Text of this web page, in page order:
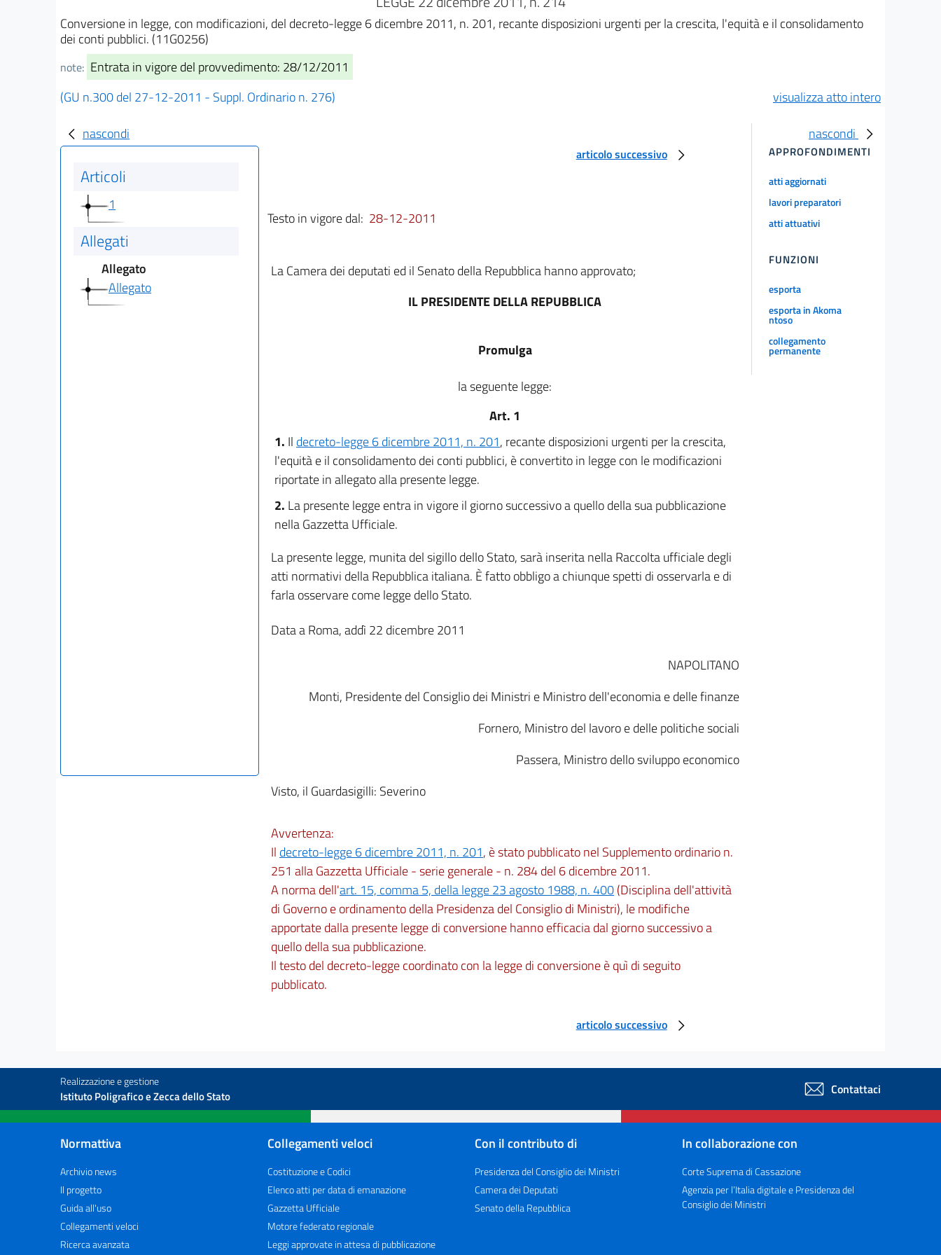
Conversione in legge, con modificazioni, del decreto-legge 6 dicembre 2011, n. 201, recante disposizioni urgenti per la crescita, l'equità e il consolidamento
dei conti pubblici. (11G0256)
note: Entrata in vigore del provvedimento: 28/12/2011
(GU n.300 del 27-12-2011 - Suppl. Ordinario n. 276)
visualizza atto intero
nascondi
Articoli
1
Allegati
Allegato
Allegato
articolo successivo
Testo in vigore dal: 28-12-2011
La Camera dei deputati ed il Senato della Repubblica hanno approvato;
IL PRESIDENTE DELLA REPUBBLICA
Promulga
la seguente legge:
Art. 1
1. Il decreto-legge 6 dicembre 2011, n. 201, recante disposizioni urgenti per la crescita,
l'equità e il consolidamento dei conti pubblici, è convertito in legge con le modificazioni
riportate in allegato alla presente legge.
2. La presente legge entra in vigore il giorno successivo a quello della sua pubblicazione
nella Gazzetta Ufficiale.
La presente legge, munita del sigillo dello Stato, sarà inserita nella Raccolta ufficiale degli
atti normativi della Repubblica italiana. È fatto obbligo a chiunque spetti di osservarla e di
farla osservare come legge dello Stato.
Data a Roma, addì 22 dicembre 2011
NAPOLITANO
Monti, Presidente del Consiglio dei Ministri e Ministro dell'economia e delle finanze
Fornero, Ministro del lavoro e delle politiche sociali
Passera, Ministro dello sviluppo economico
Visto, il Guardasigilli: Severino
Avvertenza:
Il decreto-legge 6 dicembre 2011, n. 201, è stato pubblicato nel Supplemento ordinario n.
251 alla Gazzetta Ufficiale - serie generale - n. 284 del 6 dicembre 2011.
A norma dell'art. 15, comma 5, della legge 23 agosto 1988, n. 400(Disciplina dell'attività
di Governo e ordinamento della Presidenza del Consiglio di Ministri), le modifiche
apportate dalla presente legge di conversione hanno efficacia dal giorno successivo a
quello della sua pubblicazione.
Il testo del decreto-legge coordinato con la legge di conversione è quì di seguito
pubblicato.
articolo successivo
nascondi
APPROFONDIMENTI
atti aggiornati
lavori preparatori
atti attuativi
FUNZIONI
esporta
esporta in Akoma
ntoso
collegamento
permanente
Realizzazione e gestione
Istituto Poligrafico e Zecca dello Stato Contattaci
Normattiva
Archivio news
Il progetto
Guida all'uso
Collegamenti veloci
Ricerca avanzata
Collegamenti veloci
Costituzione e Codici
Elenco atti per data di emanazione
Gazzetta Ufficiale
Motore federato regionale
Leggi approvate in attesa di pubblicazione
Con il contributo di
Presidenza del Consiglio dei Ministri
Camera dei Deputati
Senato della Repubblica
In collaborazione con
Corte Suprema di Cassazione
Agenzia per l’Italia digitale e Presidenza del
Consiglio dei Ministri